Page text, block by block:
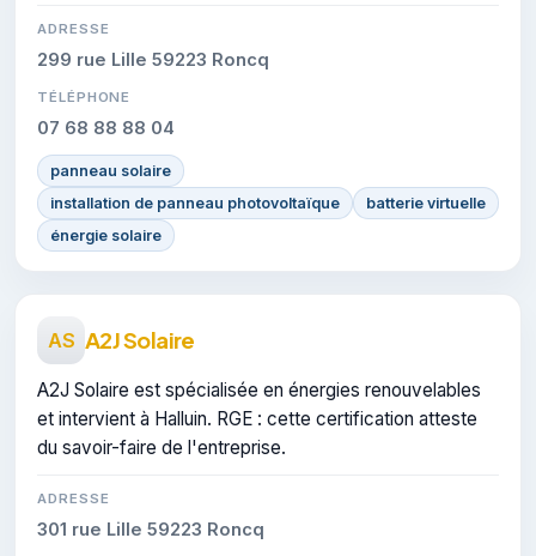
ADRESSE
299 rue Lille 59223 Roncq
TÉLÉPHONE
07 68 88 88 04
panneau solaire
installation de panneau photovoltaïque
batterie virtuelle
énergie solaire
AS A2J Solaire
A2J Solaire est spécialisée en énergies renouvelables
et intervient à Halluin. RGE : cette certification atteste
du savoir-faire de l'entreprise.
ADRESSE
301 rue Lille 59223 Roncq